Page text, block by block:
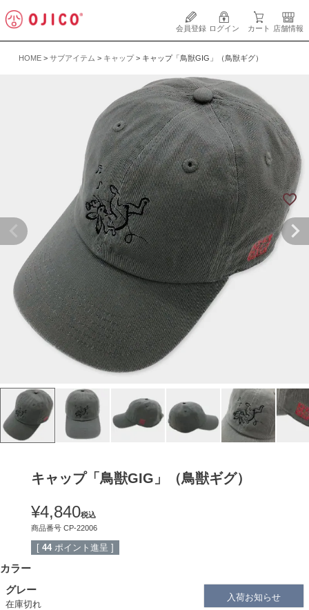
会員登録 ログイン カート 店舗情報
HOME サブアイテム キャップ キャップ「鳥獣GIG」（鳥獣ギグ）
キャップ「鳥獣GIG」（鳥獣ギグ）
¥4,840税込
商品番号 CP-22006
[ 44 ポイント進呈 ]
カラー
グレー
在庫切れ
入荷お知らせ